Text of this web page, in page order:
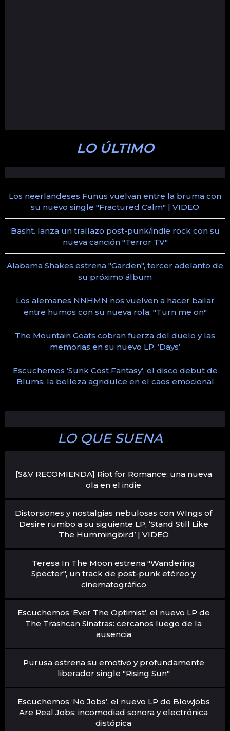
LO ÚLTIMO
Los neerlandeses Funus vuelvan entre la bruma con
su nuevo single "Fractured Calm" | VIDEO
Basht. lanza un trallazo post-punk/indie rock con su
nueva canción "Terror TV"
Alabama Shakes estrena "Garden", tercer adelanto de
su próximo álbum
Los alemanes NNHMN nos vuelven a hacer bailar
entre humos con su nueva rola: "Turn me on"
The Mountain Goats cobran fuerza del duelo y las
memorias en su nuevo LP, ‘Days’
Escuchemos ‘Sunk Cost Fantasy’, el disco debut de
Blums: la belleza agridulce en el caos emocional
LO QUE SUENA
[S&V RECOMIENDA] Riot for Romance: una nueva
ola en el indie
Distorsiones y nostalgias nebulosas con WIngs of
Desire rumbo a su siguiente LP, ‘Stand Still Like
The Hummingbird’ | VIDEO
Teresa In The Moon estrena "Wandering
Specter", un track de post-punk etéreo y
cinematográfico
Escuchemos ‘Ever The Optimist’, el nuevo LP de
The Trashcan Sinatras: cercanos luego de la
ausencia
Purusa estrena su emotivo y profundamente
liberador single "Rising Sun"
Escuchemos ‘No Jobs’, el nuevo LP de Blowjobs
Are Real Jobs: incomodiad sonora y electrónica
distópica